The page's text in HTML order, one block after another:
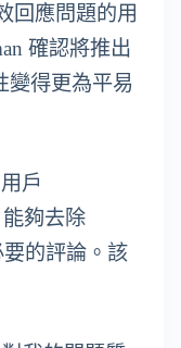
回應問題的用
確認將推出
變得更為平易
戶
夠去除
的評論。該